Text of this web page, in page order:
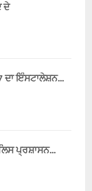
ਦੇ
ਇੰਸਟਾਲੇਸ਼ਨ...
ਪ੍ਰਸ਼ਾਸਨ...